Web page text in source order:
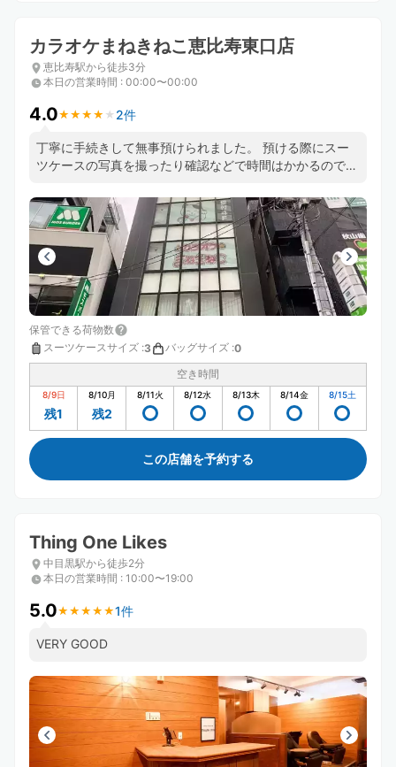
カラオケまねきねこ恵比寿東口店
恵比寿駅から徒歩3分
本日の営業時間 : 00:00〜00:00
4.0★ ★ ★ ★ ★
★ ★ ★ ★ ★ 2件
丁寧に手続きして無事預けられました。 預ける際にスー
ツケースの写真を撮ったり確認などで時間はかかるので急
保管できる荷物数
スーツケースサイズ :3 バッグサイズ :0
空き時間
8/9日
残1
8/10月
残2
8/11火 8/12水 8/13木 8/14金 8/15土
この店舗を予約する
Thing One Likes
中目黒駅から徒歩2分
本日の営業時間 : 10:00〜19:00
5.0★ ★ ★ ★ ★
★ ★ ★ ★ ★1件
VERY GOOD